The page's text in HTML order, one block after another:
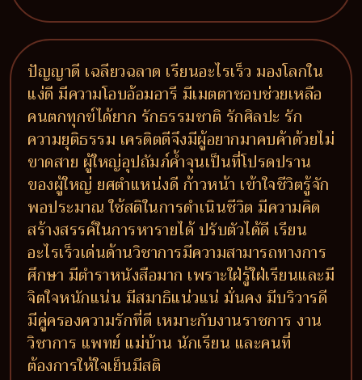
ปัญญาดี เฉลียวฉลาด เรียนอะไรเร็ว มองโลกใน
แง่ดี มีความโอบอ้อมอารี มีเมตตาชอบช่วยเหลือ
คนตกทุกข์ได้ยาก รักธรรมชาติ รักศิลปะ รัก
ความยุติธรรม เครดิตดีจึงมีผู้อยากมาคบค้าด้วยไม่
ขาดสาย ผู้ใหญ่อุปถัมภ์ค้ำจุนเป็นที่โปรดปราน
ของผู้ใหญ่ ยศตำแหน่งดี ก้าวหน้า เข้าใจชีวิตรู้จัก
พอประมาณ ใช้สติในการดำเนินชีวิต มีความคิด
สร้างสรรค์ในการหารายได้ ปรับตัวได้ดี เรียน
อะไรเร็วเด่นด้านวิชาการมีความสามารถทางการ
ศึกษา มีตำราหนังสือมาก เพราะใฝ่รู้ใฝ่เรียนและมี
จิตใจหนักแน่น มีสมาธิแน่วแน่ มั่นคง มีบริวารดี
มีคู่ครองความรักที่ดี เหมาะกับงานราชการ งาน
วิชาการ แพทย์ แม่บ้าน นักเรียน และคนที่
ต้องการให้ใจเย็นมีสติ